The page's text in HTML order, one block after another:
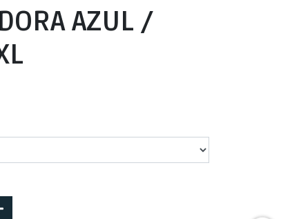
AZUL /